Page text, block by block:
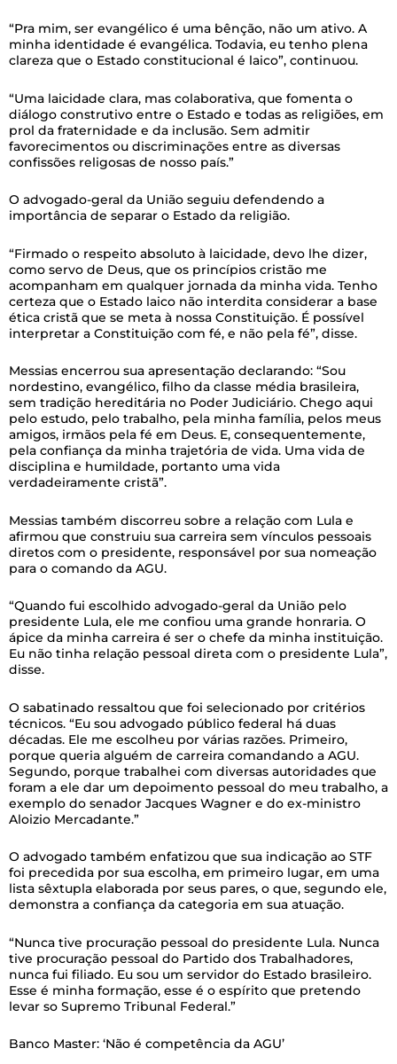
“Pra mim, ser evangélico é uma bênção, não um ativo. A
minha identidade é evangélica. Todavia, eu tenho plena
clareza que o Estado constitucional é laico”, continuou.
“Uma laicidade clara, mas colaborativa, que fomenta o
diálogo construtivo entre o Estado e todas as religiões, em
prol da fraternidade e da inclusão. Sem admitir
favorecimentos ou discriminações entre as diversas
confissões religosas de nosso país.”
O advogado-geral da União seguiu defendendo a
importância de separar o Estado da religião.
“Firmado o respeito absoluto à laicidade, devo lhe dizer,
como servo de Deus, que os princípios cristão me
acompanham em qualquer jornada da minha vida. Tenho
certeza que o Estado laico não interdita considerar a base
ética cristã que se meta à nossa Constituição. É possível
interpretar a Constituição com fé, e não pela fé”, disse.
Messias encerrou sua apresentação declarando: “Sou
nordestino, evangélico, filho da classe média brasileira,
sem tradição hereditária no Poder Judiciário. Chego aqui
pelo estudo, pelo trabalho, pela minha família, pelos meus
amigos, irmãos pela fé em Deus. E, consequentemente,
pela confiança da minha trajetória de vida. Uma vida de
disciplina e humildade, portanto uma vida
verdadeiramente cristã”.
Messias também discorreu sobre a relação com Lula e
afirmou que construiu sua carreira sem vínculos pessoais
diretos com o presidente, responsável por sua nomeação
para o comando da AGU.
“Quando fui escolhido advogado-geral da União pelo
presidente Lula, ele me confiou uma grande honraria. O
ápice da minha carreira é ser o chefe da minha instituição.
Eu não tinha relação pessoal direta com o presidente Lula”,
disse.
O sabatinado ressaltou que foi selecionado por critérios
técnicos. “Eu sou advogado público federal há duas
décadas. Ele me escolheu por várias razões. Primeiro,
porque queria alguém de carreira comandando a AGU.
Segundo, porque trabalhei com diversas autoridades que
foram a ele dar um depoimento pessoal do meu trabalho, a
exemplo do senador Jacques Wagner e do ex-ministro
Aloizio Mercadante.”
O advogado também enfatizou que sua indicação ao STF
foi precedida por sua escolha, em primeiro lugar, em uma
lista sêxtupla elaborada por seus pares, o que, segundo ele,
demonstra a confiança da categoria em sua atuação.
“Nunca tive procuração pessoal do presidente Lula. Nunca
tive procuração pessoal do Partido dos Trabalhadores,
nunca fui filiado. Eu sou um servidor do Estado brasileiro.
Esse é minha formação, esse é o espírito que pretendo
levar so Supremo Tribunal Federal.”
Banco Master: ‘Não é competência da AGU’